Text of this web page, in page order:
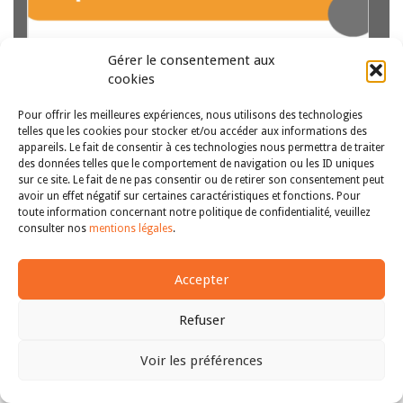
Gérer le consentement aux
cookies
Pour offrir les meilleures expériences, nous utilisons des technologies
telles que les cookies pour stocker et/ou accéder aux informations des
appareils. Le fait de consentir à ces technologies nous permettra de traiter
des données telles que le comportement de navigation ou les ID uniques
sur ce site. Le fait de ne pas consentir ou de retirer son consentement peut
avoir un effet négatif sur certaines caractéristiques et fonctions. Pour
toute information concernant notre politique de confidentialité, veuillez
consulter nos mentions légales.
Accepter
Refuser
Voir les préférences
Distinguer entre titulaires et bénéficiaires des droits
fondamentaux ne relève pas de l’évidence.
Historiquement, force est de remarquer que ce couple
conceptuel ne se retrouve pas sous la plume des
spécialistes de la théorie des droits fondamentaux. La
distinction…Lire la suite
Copyright © 2011-2026Revue des droits et libertés fondamentaux
| Tous droits réservés |mentions légales